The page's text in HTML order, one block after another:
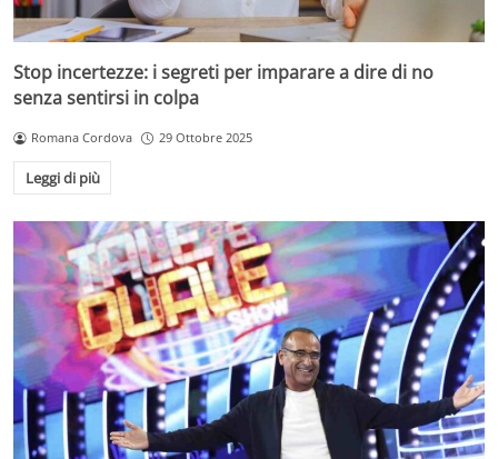
Stop incertezze: i segreti per imparare a dire di no
senza sentirsi in colpa
Romana Cordova 29 Ottobre 2025
Leggi di più